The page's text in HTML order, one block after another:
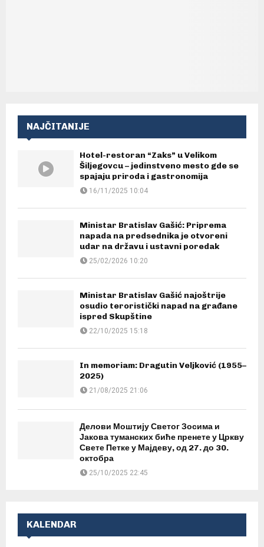
NAJČITANIJE
Hotel-restoran “Zaks” u Velikom
Šiljegovcu – jedinstveno mesto gde se
spajaju priroda i gastronomija
16/11/2025 10:04
Ministar Bratislav Gašić: Priprema
napada na predsednika je otvoreni
udar na državu i ustavni poredak
25/02/2026 10:20
Ministar Bratislav Gašić najoštrije
osudio teroristički napad na građane
ispred Skupštine
22/10/2025 15:18
In memoriam: Dragutin Veljković (1955–
2025)
21/08/2025 21:06
Делови Моштију Светог Зосима и
Јакова туманских биће пренете у Цркву
Свете Петке у Мајдеву, од 27. до 30.
октобра
25/10/2025 22:45
KALENDAR